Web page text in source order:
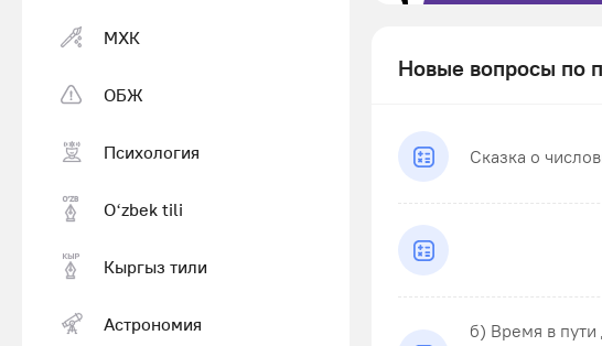
МХК
ОБЖ
Психология
Оʻzbek tili
Кыргыз тили
Астрономия
Новые вопросы по
Сказка о
б) Время в пути